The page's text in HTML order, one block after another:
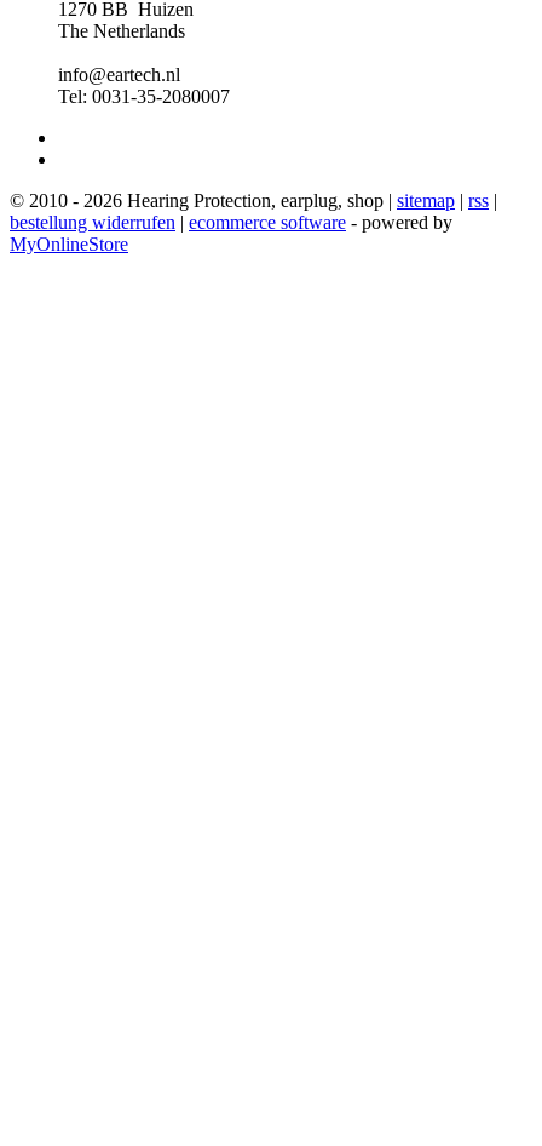
1270 BB Huizen
The Netherlands
info@eartech.nl
Tel: 0031-35-2080007
© 2010 - 2026 Hearing Protection, earplug, shop | sitemap | rss |
bestellung widerrufen | ecommerce software - powered by
MyOnlineStore